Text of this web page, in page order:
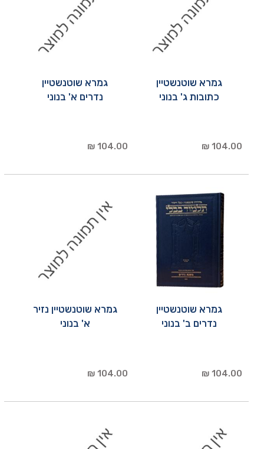
גמרא שוטנשטיין
כתובות ג' בנוני
104.00 ₪
גמרא שוטנשטיין
נדרים א' בנוני
104.00 ₪
גמרא שוטנשטיין
נדרים ב' בנוני
104.00 ₪
גמרא שוטנשטיין נזיר
א' בנוני
104.00 ₪